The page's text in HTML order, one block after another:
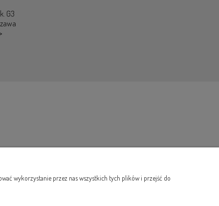
G3
wykorzystanie przez nas wszystkich tych plików i przejść do